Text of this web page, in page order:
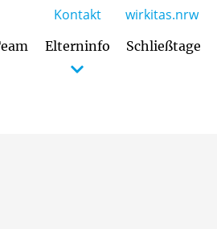
Elterninfo Schließtage
Kontakt wirkitas.nrw